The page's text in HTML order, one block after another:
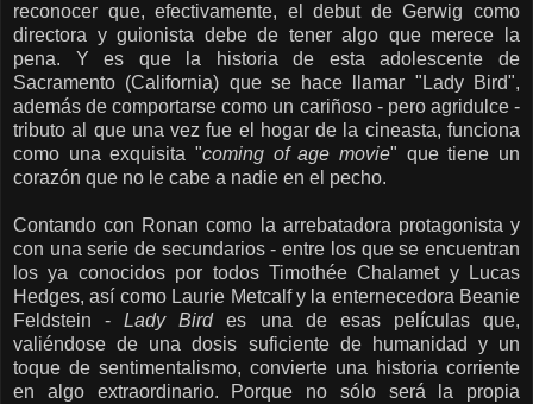
reconocer que, efectivamente, el debut de Gerwig como
directora y guionista debe de tener algo que merece la
pena. Y es que la historia de esta adolescente de
Sacramento (California) que se hace llamar "Lady Bird",
además de comportarse como un cariñoso - pero agridulce -
tributo al que una vez fue el hogar de la cineasta, funciona
como una exquisita "coming of age movie" que tiene un
corazón que no le cabe a nadie en el pecho.
Contando con Ronan como la arrebatadora protagonista y
con una serie de secundarios - entre los que se encuentran
los ya conocidos por todos Timothée Chalamet y Lucas
Hedges, así como Laurie Metcalf y la enternecedora Beanie
Feldstein -Lady Birdes una de esas películas que,
valiéndose de una dosis suficiente de humanidad y un
toque de sentimentalismo, convierte una historia corriente
en algo extraordinario. Porque no sólo será la propia